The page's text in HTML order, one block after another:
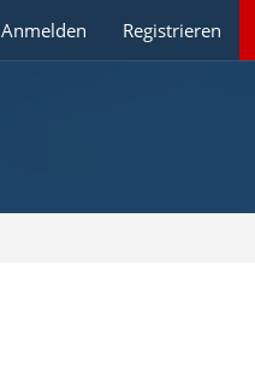
Anmelden Registrieren